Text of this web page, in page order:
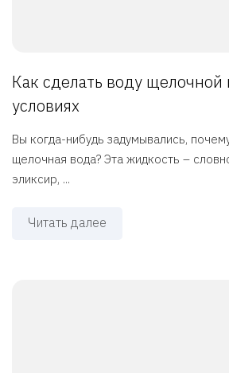
Как сделать воду
условиях
Вы когда-нибудь задумывались,
щелочная вода? Эта жидкость –
эликсир, ...
Читать далее